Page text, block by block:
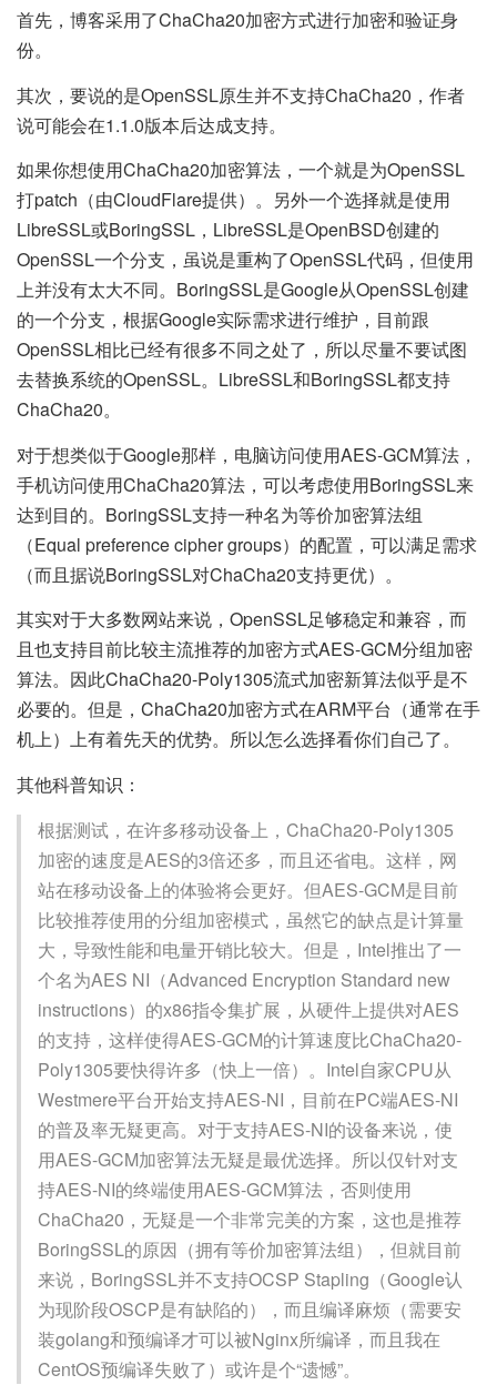
首先，博客采用了ChaCha20加密方式进行加密和验证身
份。
其次，要说的是OpenSSL原生并不支持ChaCha20，作者
说可能会在1.1.0版本后达成支持。
如果你想使用ChaCha20加密算法，一个就是为OpenSSL
打patch（由CloudFlare提供）。另外一个选择就是使用
LibreSSL或BoringSSL，LibreSSL是OpenBSD创建的
OpenSSL一个分支，虽说是重构了OpenSSL代码，但使用
上并没有太大不同。BoringSSL是Google从OpenSSL创建
的一个分支，根据Google实际需求进行维护，目前跟
OpenSSL相比已经有很多不同之处了，所以尽量不要试图
去替换系统的OpenSSL。LibreSSL和BoringSSL都支持
ChaCha20。
对于想类似于Google那样，电脑访问使用AES-GCM算法，
手机访问使用ChaCha20算法，可以考虑使用BoringSSL来
达到目的。BoringSSL支持一种名为等价加密算法组
（Equal preference cipher groups）的配置，可以满足需求
（而且据说BoringSSL对ChaCha20支持更优）。
其实对于大多数网站来说，OpenSSL足够稳定和兼容，而
且也支持目前比较主流推荐的加密方式AES-GCM分组加密
算法。因此ChaCha20-Poly1305流式加密新算法似乎是不
必要的。但是，ChaCha20加密方式在ARM平台（通常在手
机上）上有着先天的优势。所以怎么选择看你们自己了。
其他科普知识：
根据测试，在许多移动设备上，ChaCha20-Poly1305
加密的速度是AES的3倍还多，而且还省电。这样，网
站在移动设备上的体验将会更好。但AES-GCM是目前
比较推荐使用的分组加密模式，虽然它的缺点是计算量
大，导致性能和电量开销比较大。但是，Intel推出了一
个名为AES NI（Advanced Encryption Standard new
instructions）的x86指令集扩展，从硬件上提供对AES
的支持，这样使得AES-GCM的计算速度比ChaCha20-
Poly1305要快得许多（快上一倍）。Intel自家CPU从
Westmere平台开始支持AES-NI，目前在PC端AES-NI
的普及率无疑更高。对于支持AES-NI的设备来说，使
用AES-GCM加密算法无疑是最优选择。所以仅针对支
持AES-NI的终端使用AES-GCM算法，否则使用
ChaCha20，无疑是一个非常完美的方案，这也是推荐
BoringSSL的原因（拥有等价加密算法组），但就目前
来说，BoringSSL并不支持OCSP Stapling（Google认
为现阶段OSCP是有缺陷的），而且编译麻烦（需要安
装golang和预编译才可以被Nginx所编译，而且我在
CentOS预编译失败了）或许是个“遗憾”。